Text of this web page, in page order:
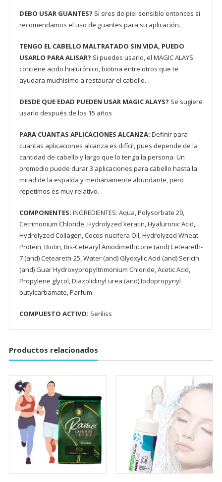
DEBO USAR GUANTES? Si eres de piel sensible entonces si
recomendamos el uso de guantes para su aplicación.
TENGO EL CABELLO MALTRATADO SIN VIDA, PUEDO
USARLO PARA ALISAR? Si puedes usarlo, el MAGIC ALAYS
contiene acido hialurónico, biotina entre otros que te
ayudara muchísimo a restaurar el cabello.
DESDE QUE EDAD PUEDEN USAR MAGIC ALAYS? Se sugiere
usarlo después de los 15 años
PARA CUANTAS APLICACIONES ALCANZA: Definir para
cuantas aplicaciones alcanza es difícil, pues depende de la
cantidad de cabello y largo que lo tenga la persona. Un
promedio puede durar 3 aplicaciones para cabello hasta la
mitad de la espalda y medianamente abundante, pero
repetimos es muy relativo.
COMPONENTES: INGREDIENTES: Aqua, Polysorbate 20,
Cetrimonium Chloride, Hydrolyzed keratin, Hyaluronic Acid,
Hydrolyzed Collagen, Cocos nucifera Oil, Hydrolyzed Wheat
Protein, Biotin, Bis-Cetearyl Amodimethicone (and) Ceteareth-
7 (and) Ceteareth-25, Water (and) Glyoxylic Acid (and) Sericin
(and) Guar Hydroxypropyltrimonium Chloride, Acetic Acid,
Propylene glycol, Diazolidinyl urea (and) Iodopropynyl
butylcarbamate, Parfum.
COMPUESTO ACTIVO: Seriliss
Productos relacionados